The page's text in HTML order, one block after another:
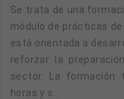
Se trata de una formación privada no reglada que incluye un
módulo de prácticas
está orientada a
reforzar la
sector. La formación
horas y s...